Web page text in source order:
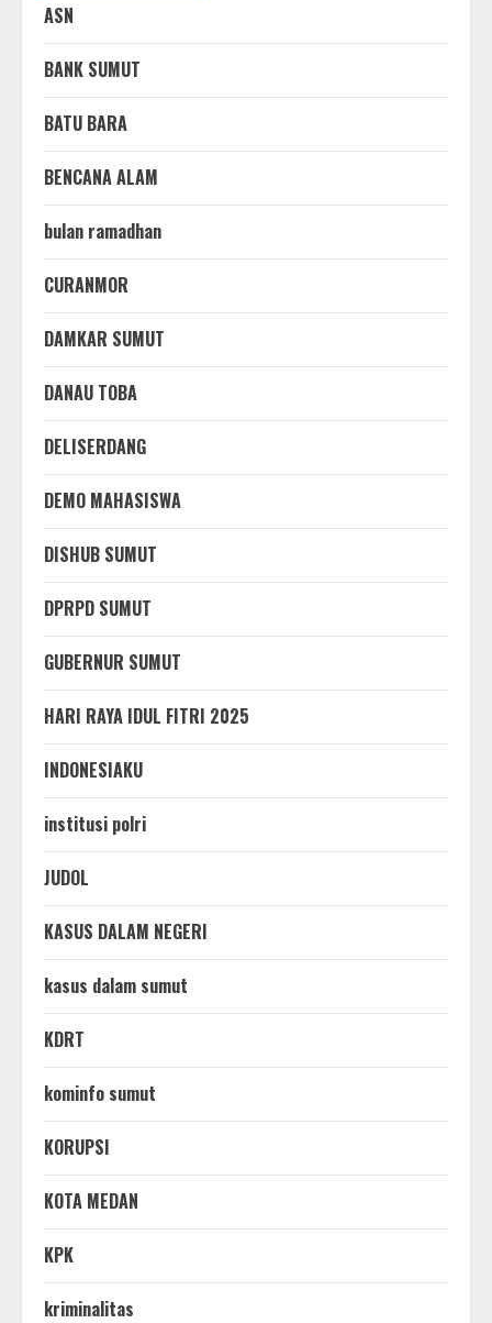
ASN
BANK SUMUT
BATU BARA
BENCANA ALAM
bulan ramadhan
CURANMOR
DAMKAR SUMUT
DANAU TOBA
DELISERDANG
DEMO MAHASISWA
DISHUB SUMUT
DPRPD SUMUT
GUBERNUR SUMUT
HARI RAYA IDUL FITRI 2025
INDONESIAKU
institusi polri
JUDOL
KASUS DALAM NEGERI
kasus dalam sumut
KDRT
kominfo sumut
KORUPSI
KOTA MEDAN
KPK
kriminalitas